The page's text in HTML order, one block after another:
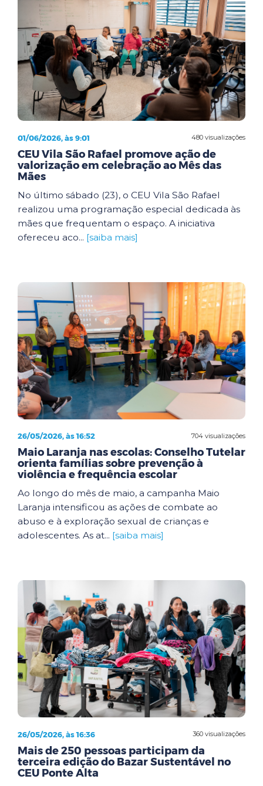
480 visualizações
01/06/2026, às 9:01
CEU Vila São Rafael promove ação de
valorização em celebração ao Mês das
Mães
No último sábado (23), o CEU Vila São Rafael
realizou uma programação especial dedicada às
mães que frequentam o espaço. A iniciativa
ofereceu aco... [saiba mais]
704 visualizações
26/05/2026, às 16:52
Maio Laranja nas escolas: Conselho Tutelar
orienta famílias sobre prevenção à
violência e frequência escolar
Ao longo do mês de maio, a campanha Maio
Laranja intensificou as ações de combate ao
abuso e à exploração sexual de crianças e
adolescentes. As at... [saiba mais]
360 visualizações
26/05/2026, às 16:36
Mais de 250 pessoas participam da
terceira edição do Bazar Sustentável no
CEU Ponte Alta